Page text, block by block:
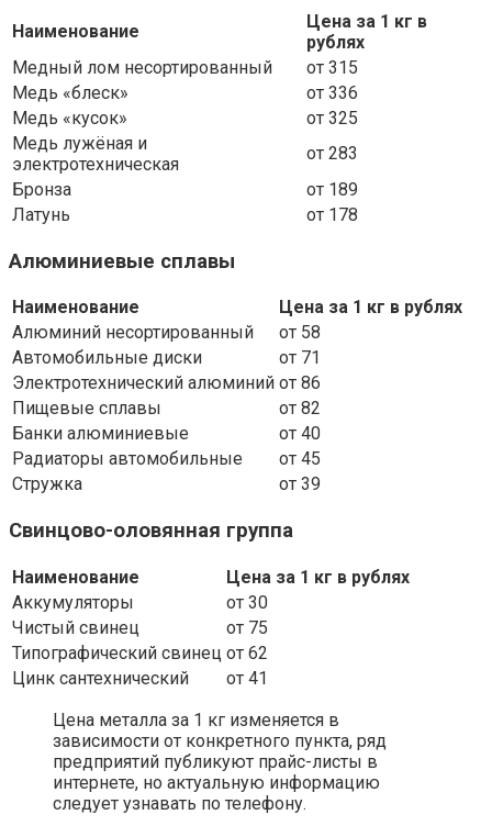
Наименование
Цена за 1 кг в
рублях
Медный лом несортированный
от 315
Медь «блеск»
от 336
Медь «кусок»
от 325
Медь лужёная и
электротехническая
от 283
Бронза
от 189
Латунь
от 178
Алюминиевые сплавы
Наименование
Цена за 1 кг в рублях
Алюминий несортированный
от 58
Автомобильные диски
от 71
Электротехнический алюминий от 86
Пищевые сплавы
от 82
Банки алюминиевые
от 40
Радиаторы автомобильные
от 45
Стружка
от 39
Свинцово-оловянная группа
Наименование
Цена за 1 кг в рублях
Аккумуляторы
от 30
Чистый свинец
от 75
Типографический свинец от 62
Цинк сантехнический
от 41
Цена металла за 1 кг изменяется в
зависимости от конкретного пункта, ряд
предприятий публикуют прайс-листы в
интернете, но актуальную информацию
следует узнавать по телефону.